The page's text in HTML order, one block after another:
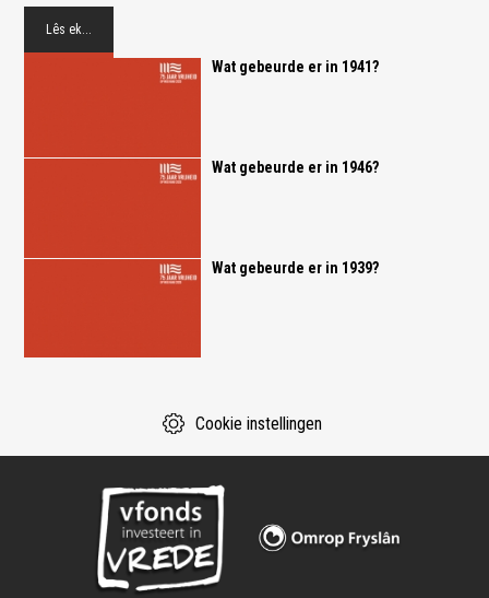
Lês ek...
Wat gebeurde er in 1941?
Wat gebeurde er in 1946?
Wat gebeurde er in 1939?
Cookie instellingen